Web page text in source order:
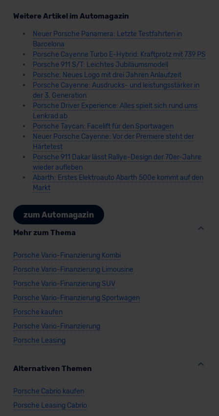
Weitere Artikel im Automagazin
Neuer Porsche Panamera: Letzte Testfahrten in
Barcelona
Porsche Cayenne Turbo E-Hybrid: Kraftprotz mit 739 PS
Porsche 911 S/T: Leichtes Jubiläumsmodell
Porsche: Neues Logo mit drei Jahren Anlaufzeit
Porsche Cayenne: Ausdrucks- und leistungsstärker in
der 3. Generation
Porsche Driver Experience: Alles spielt sich rund ums
Lenkrad ab
Porsche Taycan: Facelift für den Sportwagen
Neuer Porsche Cayenne: Vor der Premiere steht der
Härtetest
Porsche 911 Dakar lässt Rallye-Design der 70er-Jahre
wieder aufleben
Abarth: Erstes Elektroauto Abarth 500e kommt auf den
Markt
zum Automagazin
Mehr zum Thema
Porsche Vario-Finanzierung Kombi
Porsche Vario-Finanzierung Limousine
Porsche Vario-Finanzierung SUV
Porsche Vario-Finanzierung Sportwagen
Porsche kaufen
Porsche Vario-Finanzierung
Porsche Leasing
Alternativen Themen
Porsche Cabrio kaufen
Porsche Leasing Cabrio